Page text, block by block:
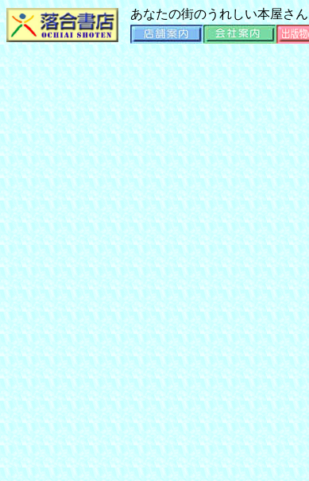
あなたの街のうれしい本屋さん